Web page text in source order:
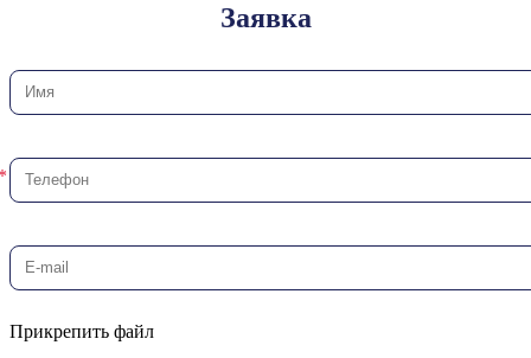
Заявка
Прикрепить файл